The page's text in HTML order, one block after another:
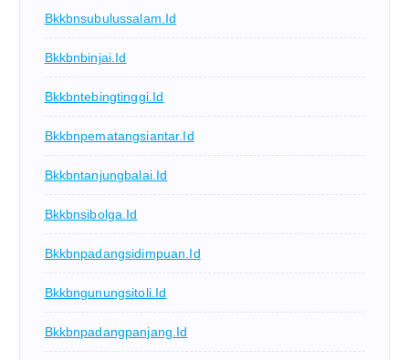
Bkkbnsubulussalam.id
Bkkbnbinjai.id
Bkkbntebingtinggi.id
Bkkbnpematangsiantar.id
Bkkbntanjungbalai.id
Bkkbnsibolga.id
Bkkbnpadangsidimpuan.id
Bkkbngunungsitoli.id
Bkkbnpadangpanjang.id